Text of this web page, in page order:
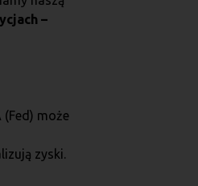
–
(Fed) może
zyski.